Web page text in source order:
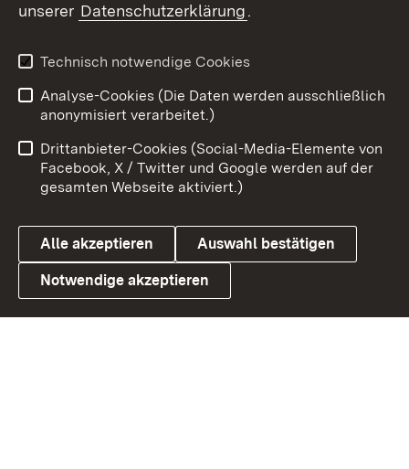
Youtube
Link zum Landesportal
Impressum
Kontakt
Barrierefreiheit
Datenschutz
Cookies
unserer Datenschutzerklärung.
Technisch notwendige Cookies
Analyse-Cookies (Die Daten werden ausschließlich
anonymisiert verarbeitet.)
Drittanbieter-Cookies (Social-Media-Elemente von
Facebook, X / Twitter und Google werden auf der
gesamten Webseite aktiviert.)
Alle akzeptieren Auswahl bestätigen
Notwendige akzeptieren